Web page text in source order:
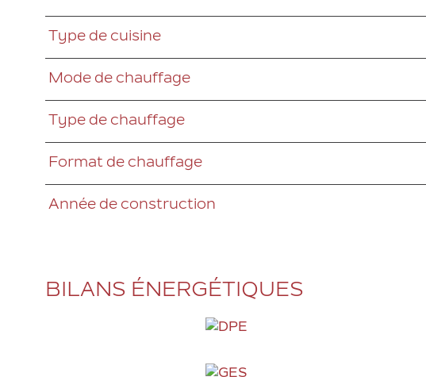
Type de cuisine
Mode de chauffage
Type de chauffage
Format de chauffage
Année de construction
BILANS ÉNERGÉTIQUES